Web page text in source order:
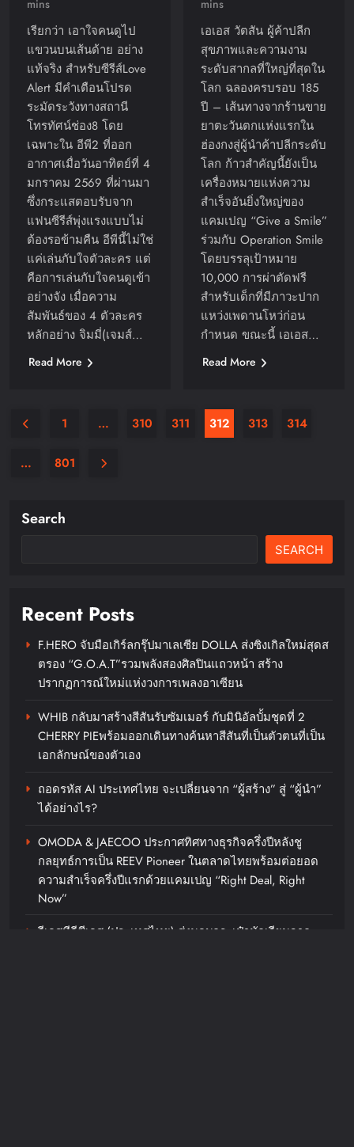
mins
เรียกว่า เอาใจคนดูไป
แขวนบนเส้นด้าย อย่าง
แท้จริง สำหรับซีรีส์Love
Alert มีคำเตือนโปรด
ระมัดระวังทางสถานี
โทรทัศน์ช่อง8 โดย
เฉพาะใน อีพี2 ที่ออก
อากาศเมื่อวันอาทิตย์ที่ 4
มกราคม 2569 ที่ผ่านมา
ซึ่งกระแสตอบรับจาก
แฟนซีรีส์พุ่งแรงแบบไม่
ต้องรอข้ามคืน อีพีนี้ไม่ใช่
แค่เล่นกับใจตัวละคร แต่
คือการเล่นกับใจคนดูเข้า
อย่างจัง เมื่อความ
สัมพันธ์ของ 4 ตัวละคร
หลักอย่าง จิมมี่(เจมส์…
Read More
mins
เอเอส วัตสัน ผู้ค้าปลีก
สุขภาพและความงาม
ระดับสากลที่ใหญ่ที่สุดใน
โลก ฉลองครบรอบ 185
ปี – เส้นทางจากร้านขาย
ยาตะวันตกแห่งแรกใน
ฮ่องกงสู่ผู้นำค้าปลีกระดับ
โลก ก้าวสำคัญนี้ยังเป็น
เครื่องหมายแห่งความ
สำเร็จอันยิ่งใหญ่ของ
แคมเปญ “Give a Smile”
ร่วมกับ Operation Smile
โดยบรรลุเป้าหมาย
10,000 การผ่าตัดฟรี
สำหรับเด็กที่มีภาวะปาก
แหว่งเพดานโหว่ก่อน
กำหนด ขณะนี้ เอเอส…
Read More
1 … 310 311 312 313 314
… 801
Search
SEARCH
Recent Posts
F.HERO จับมือเกิร์ลกรุ๊ปมาเลเซีย DOLLA ส่งซิงเกิลใหม่สุดส
ตรอง “G.O.A.T”รวมพลังสองศิลปินแถวหน้า สร้าง
ปรากฏการณ์ใหม่แห่งวงการเพลงอาเซียน
WHIB กลับมาสร้างสีสันรับซัมเมอร์ กับมินิอัลบั้มชุดที่ 2
CHERRY PIEพร้อมออกเดินทางค้นหาสีสันที่เป็นตัวตนที่เป็น
เอกลักษณ์ของตัวเอง
ถอดรหัส AI ประเทศไทย จะเปลี่ยนจาก “ผู้สร้าง” สู่ “ผู้นำ”
ได้อย่างไร?
OMODA & JAECOO ประกาศทิศทางธุรกิจครึ่งปีหลังชู
กลยุทธ์การเป็น REEV Pioneer ในตลาดไทยพร้อมต่อยอด
ความสำเร็จครึ่งปีแรกด้วยแคมเปญ “Right Deal, Right
Now”
วีเอสทีอีซีเอส (ประเทศไทย) ส่งมอบกระเป๋านักเรียนจาก